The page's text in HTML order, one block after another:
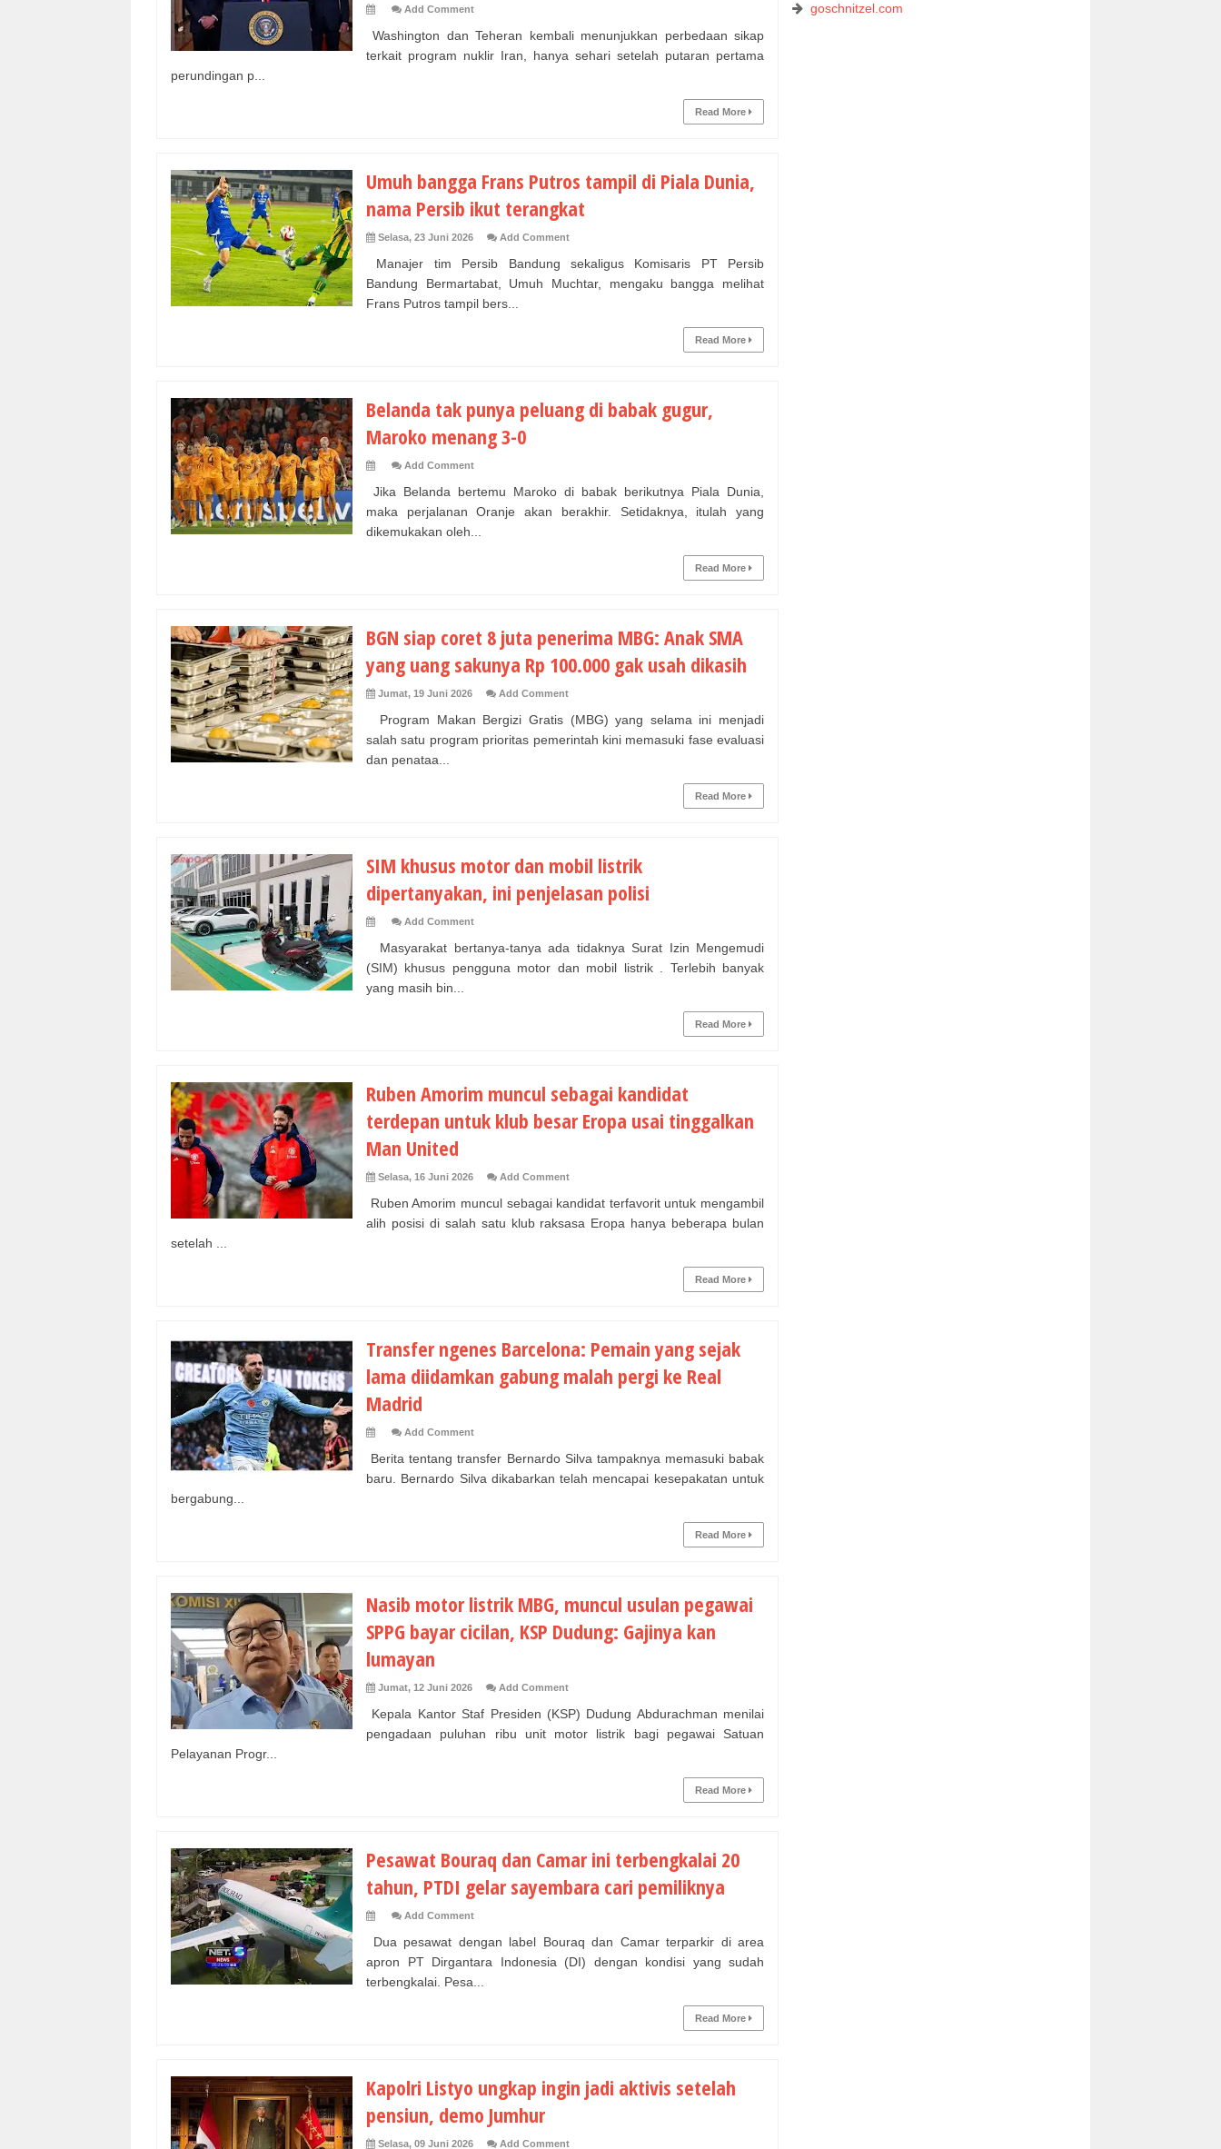
Add Comment
Washington dan Teheran kembali menunjukkan perbedaan sikap
terkait program nuklir Iran, hanya sehari setelah putaran pertama
perundingan p...
Read More
Umuh bangga Frans Putros tampil di Piala Dunia,
nama Persib ikut terangkat
Selasa, 23 Juni 2026 Add Comment
Manajer tim Persib Bandung sekaligus Komisaris PT Persib
Bandung Bermartabat, Umuh Muchtar, mengaku bangga melihat
Frans Putros tampil bers...
Read More
Belanda tak punya peluang di babak gugur,
Maroko menang 3-0
Add Comment
Jika Belanda bertemu Maroko di babak berikutnya Piala Dunia,
maka perjalanan Oranje akan berakhir. Setidaknya, itulah yang
dikemukakan oleh...
Read More
BGN siap coret 8 juta penerima MBG: Anak SMA
yang uang sakunya Rp 100.000 gak usah dikasih
Jumat, 19 Juni 2026 Add Comment
Program Makan Bergizi Gratis (MBG) yang selama ini menjadi
salah satu program prioritas pemerintah kini memasuki fase evaluasi
dan penataa...
Read More
SIM khusus motor dan mobil listrik
dipertanyakan, ini penjelasan polisi
Add Comment
Masyarakat bertanya-tanya ada tidaknya Surat Izin Mengemudi
(SIM) khusus pengguna motor dan mobil listrik . Terlebih banyak
yang masih bin...
Read More
Ruben Amorim muncul sebagai kandidat
terdepan untuk klub besar Eropa usai tinggalkan
Man United
Selasa, 16 Juni 2026 Add Comment
Ruben Amorim muncul sebagai kandidat terfavorit untuk mengambil
alih posisi di salah satu klub raksasa Eropa hanya beberapa bulan
setelah ...
Read More
Transfer ngenes Barcelona: Pemain yang sejak
lama diidamkan gabung malah pergi ke Real
Madrid
Add Comment
Berita tentang transfer Bernardo Silva tampaknya memasuki babak
baru. Bernardo Silva dikabarkan telah mencapai kesepakatan untuk
bergabung...
Read More
Nasib motor listrik MBG, muncul usulan pegawai
SPPG bayar cicilan, KSP Dudung: Gajinya kan
lumayan
Jumat, 12 Juni 2026 Add Comment
Kepala Kantor Staf Presiden (KSP) Dudung Abdurachman menilai
pengadaan puluhan ribu unit motor listrik bagi pegawai Satuan
Pelayanan Progr...
Read More
Pesawat Bouraq dan Camar ini terbengkalai 20
tahun, PTDI gelar sayembara cari pemiliknya
Add Comment
Dua pesawat dengan label Bouraq dan Camar terparkir di area
apron PT Dirgantara Indonesia (DI) dengan kondisi yang sudah
terbengkalai. Pesa...
Read More
Kapolri Listyo ungkap ingin jadi aktivis setelah
pensiun, demo Jumhur
Selasa, 09 Juni 2026 Add Comment
goschnitzel.com